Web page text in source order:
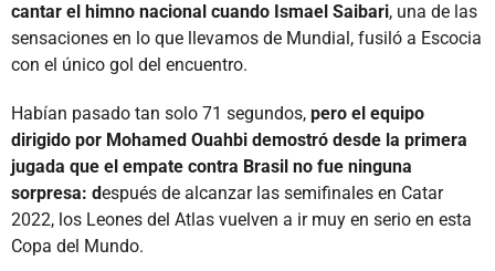
cantar el himno nacional cuando Ismael Saibari, una de las
sensaciones en lo que llevamos de Mundial, fusiló a Escocia
con el único gol del encuentro.
Habían pasado tan solo 71 segundos, pero el equipo
dirigido por Mohamed Ouahbi demostró desde la primera
jugada que el empate contra Brasil no fue ninguna
sorpresa: después de alcanzar las semifinales en Catar
2022, los Leones del Atlas vuelven a ir muy en serio en esta
Copa del Mundo.